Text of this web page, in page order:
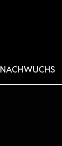
NACHWUCHS